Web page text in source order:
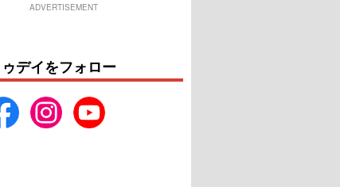
ADVERTISEMENT
デイをフォロー